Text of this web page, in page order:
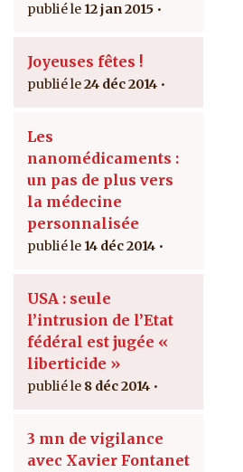
12 jan 2015
Joyeuses fêtes !
24 déc 2014
Les
nanomédicaments :
un pas de plus vers
la médecine
personnalisée
14 déc 2014
USA : seule
l’intrusion de l’Etat
fédéral est jugée «
liberticide »
8 déc 2014
3 mn de vigilance
avec Xavier Fontanet